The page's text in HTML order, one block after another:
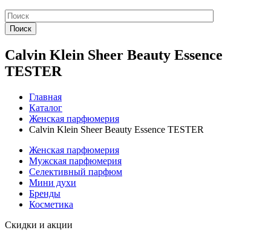
Поиск
Calvin Klein Sheer Beauty Essence
TESTER
Главная
Каталог
Женская парфюмерия
Calvin Klein Sheer Beauty Essence TESTER
Женская парфюмерия
Мужская парфюмерия
Селективный парфюм
Мини духи
Бренды
Косметика
Скидки и акции